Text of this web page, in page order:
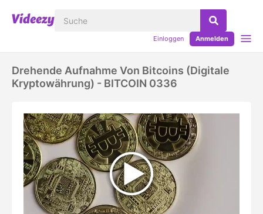
Einloggen Anmelden
Drehende Aufnahme Von Bitcoins (digitale
Kryptowährung) - BITCOIN 0336